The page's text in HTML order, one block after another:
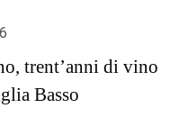
trent’anni di vino
Basso